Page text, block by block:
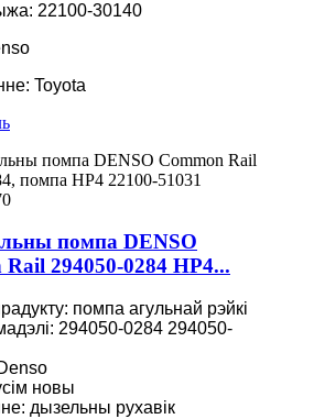
22100-30140
Toyota
помпа DENSO
Rail 294050-0284 HP4...
помпа агульнай рэйкі
294050-0284 294050-
новы
дызельны рухавік